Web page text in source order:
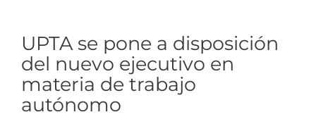
UPTA se pone a disposición
del nuevo ejecutivo en
materia de trabajo
autónomo